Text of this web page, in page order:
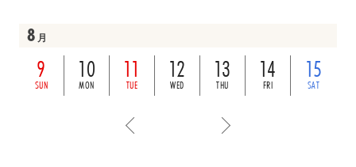
8 月
9
SUN
10
MON
11
TUE
12
WED
13
THU
14
FRI
15
SAT